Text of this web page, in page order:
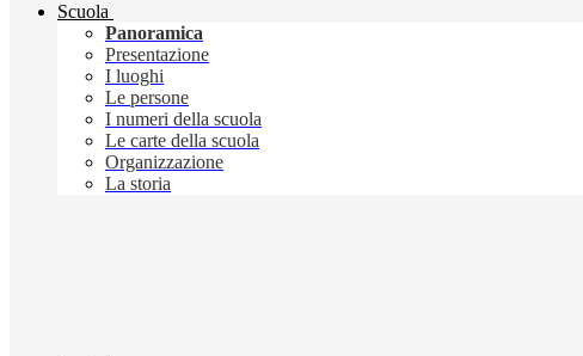
Scuola
Panoramica
Presentazione
I luoghi
Le persone
I numeri della scuola
Le carte della scuola
Organizzazione
La storia